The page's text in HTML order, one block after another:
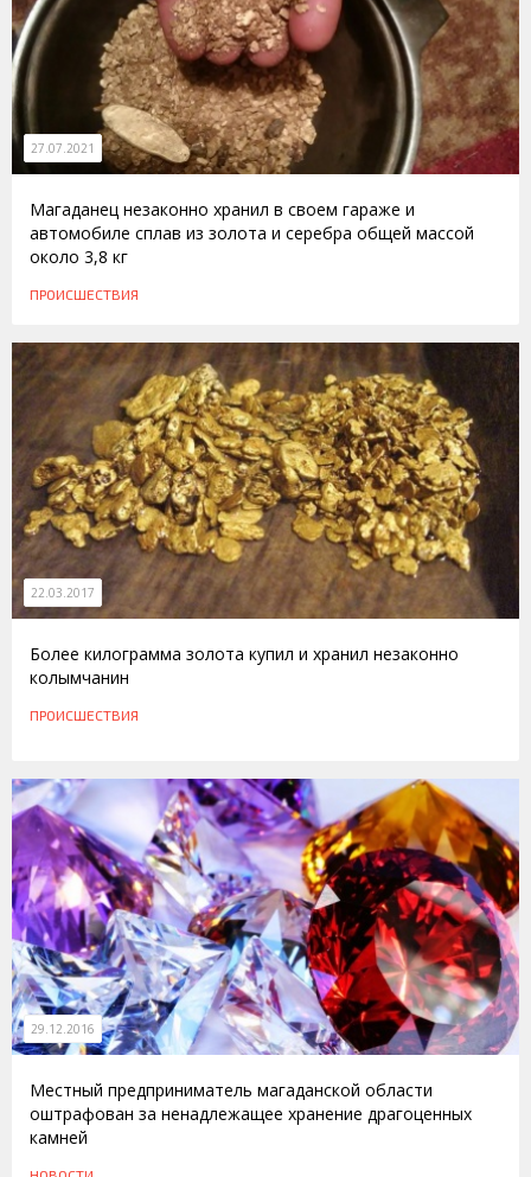
27.07.2021
Магаданец незаконно хранил в своем гараже и
автомобиле сплав из золота и серебра общей массой
около 3,8 кг
ПРОИСШЕСТВИЯ
22.03.2017
Более килограмма золота купил и хранил незаконно
колымчанин
ПРОИСШЕСТВИЯ
29.12.2016
Местный предприниматель магаданской области
оштрафован за ненадлежащее хранение драгоценных
камней